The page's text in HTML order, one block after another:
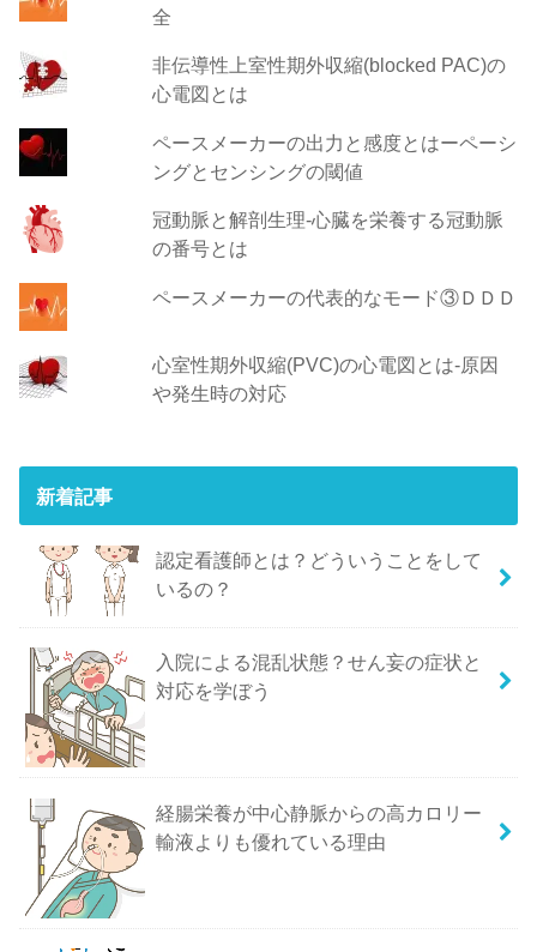
全
非伝導性上室性期外収縮(blocked PAC)の
心電図とは
ペースメーカーの出力と感度とはーペーシ
ングとセンシングの閾値
冠動脈と解剖生理-心臓を栄養する冠動脈
の番号とは
ペースメーカーの代表的なモード③ＤＤＤ
心室性期外収縮(PVC)の心電図とは-原因
や発生時の対応
新着記事
認定看護師とは？どういうことをして
いるの？
入院による混乱状態？せん妄の症状と
対応を学ぼう
経腸栄養が中心静脈からの高カロリー
輸液よりも優れている理由